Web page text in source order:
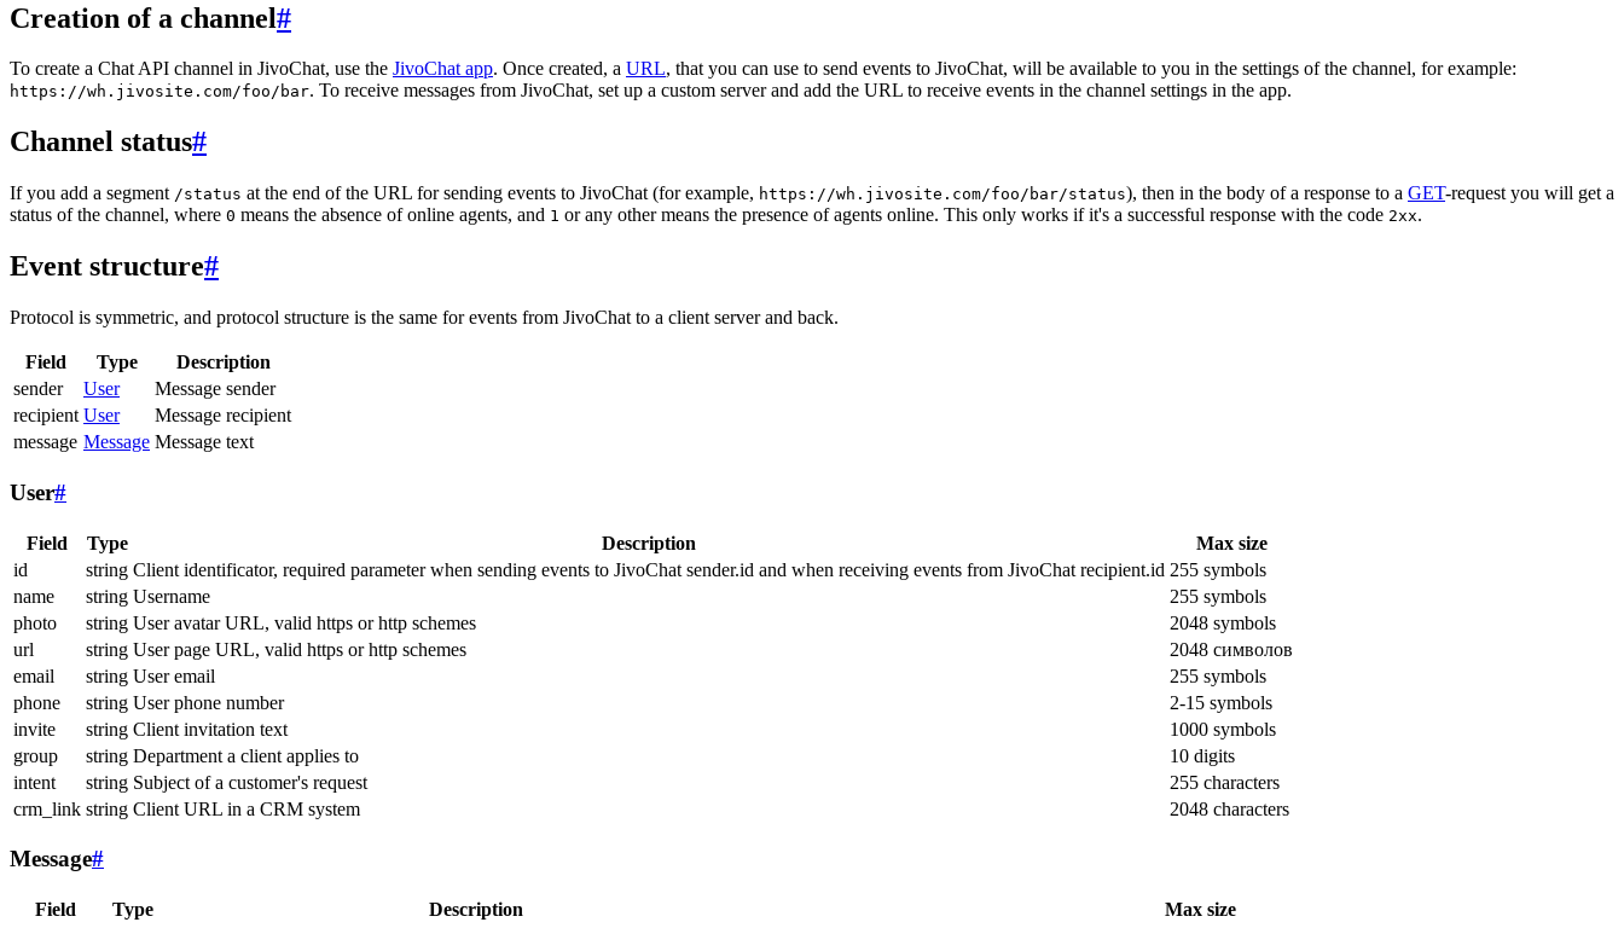
Creation of a channel#
To create a Chat API channel in JivoChat, use the JivoChat app. Once created, a URL, that you can use to send events to JivoChat, will be available to you in the settings of the channel, for example:
https://wh.jivosite.com/foo/bar. To receive messages from JivoChat, set up a custom server and add the URL to receive events in the channel settings in the app.
Channel status#
If you add a segment /status at the end of the URL for sending events to JivoChat (for example, https://wh.jivosite.com/foo/bar/status), then in the body of a response to a GET-request you will get a
status of the channel, where 0 means the absence of online agents, and 1 or any other means the presence of agents online. This only works if it's a successful response with the code 2xx.
Event structure#
Protocol is symmetric, and protocol structure is the same for events from JivoChat to a client server and back.
Field Type
Description
sender
User
Message sender
recipient User
Message recipient
message Message Message text
User#
Field Type Description
Max size
id
string Client identificator, required parameter when sending events to JivoChat sender.id and when receiving events from JivoChat recipient.id 255 symbols
name
string Username
255 symbols
photo
string User avatar URL, valid https or http schemes
2048 symbols
url
string User page URL, valid https or http schemes
2048 символов
email
string User email
255 symbols
phone
string User phone number
2-15 symbols
invite
string Client invitation text
1000 symbols
group
string Department a client applies to
10 digits
intent
string Subject of a customer's request
255 characters
crm_link string Client URL in a CRM system 2048 characters
Message#
Field Type Description
Max size